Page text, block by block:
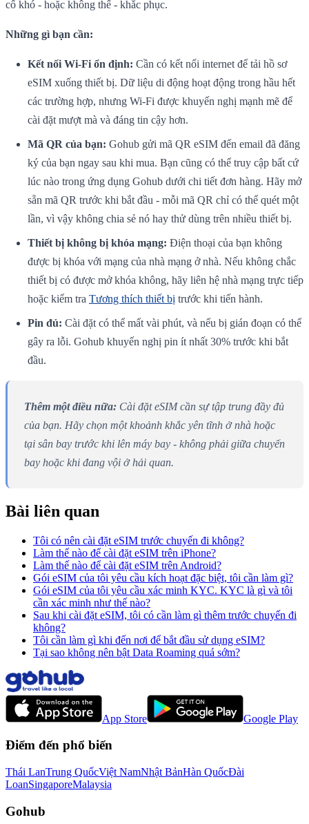
cố khó - hoặc không thể - khắc phục.
Những gì bạn cần:
Kết nối Wi-Fi ổn định: Cần có kết nối internet để tải hồ sơ
eSIM xuống thiết bị. Dữ liệu di động hoạt động trong hầu hết
các trường hợp, nhưng Wi-Fi được khuyến nghị mạnh mẽ để
cài đặt mượt mà và đáng tin cậy hơn.
Mã QR của bạn: Gohub gửi mã QR eSIM đến email đã đăng
ký của bạn ngay sau khi mua. Bạn cũng có thể truy cập bất cứ
lúc nào trong ứng dụng Gohub dưới chi tiết đơn hàng. Hãy mở
sẵn mã QR trước khi bắt đầu - mỗi mã QR chỉ có thể quét một
lần, vì vậy không chia sẻ nó hay thử dùng trên nhiều thiết bị.
Thiết bị không bị khóa mạng: Điện thoại của bạn không
được bị khóa với mạng của nhà mạng ở nhà. Nếu không chắc
thiết bị có được mở khóa không, hãy liên hệ nhà mạng trực tiếp
hoặc kiểm tra Tương thích thiết bị trước khi tiến hành.
Pin đủ: Cài đặt có thể mất vài phút, và nếu bị gián đoạn có thể
gây ra lỗi. Gohub khuyến nghị pin ít nhất 30% trước khi bắt
đầu.
Thêm một điều nữa: Cài đặt eSIM cần sự tập trung đầy đủ
của bạn. Hãy chọn một khoảnh khắc yên tĩnh ở nhà hoặc
tại sân bay trước khi lên máy bay - không phải giữa chuyến
bay hoặc khi đang vội ở hải quan.
Bài liên quan
Tôi có nên cài đặt eSIM trước chuyến đi không?
Làm thế nào để cài đặt eSIM trên iPhone?
Làm thế nào để cài đặt eSIM trên Android?
Gói eSIM của tôi yêu cầu kích hoạt đặc biệt, tôi cần làm gì?
Gói eSIM của tôi yêu cầu xác minh KYC. KYC là gì và tôi
cần xác minh như thế nào?
Sau khi cài đặt eSIM, tôi có cần làm gì thêm trước chuyến đi
không?
Tôi cần làm gì khi đến nơi để bắt đầu sử dụng eSIM?
Tại sao không nên bật Data Roaming quá sớm?
App Store Google Play
Điểm đến phổ biến
Thái LanTrung QuốcViệt NamNhật BảnHàn QuốcĐài
LoanSingaporeMalaysia
Gohub